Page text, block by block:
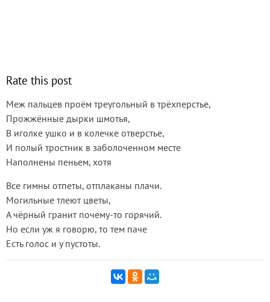
Rate this post
Меж пальцев проём треугольный в трёхперстье,
Прожжённые дырки шмотья,
В иголке ушко и в колечке отверстье,
И полый тростник в заболоченном месте
Наполнены пеньем, хотя
Все гимны отпеты, отплаканы плачи.
Могильные тлеют цветы,
А чёрный гранит почему-то горячий.
Но если уж я говорю, то тем паче
Есть голос и у пустоты.